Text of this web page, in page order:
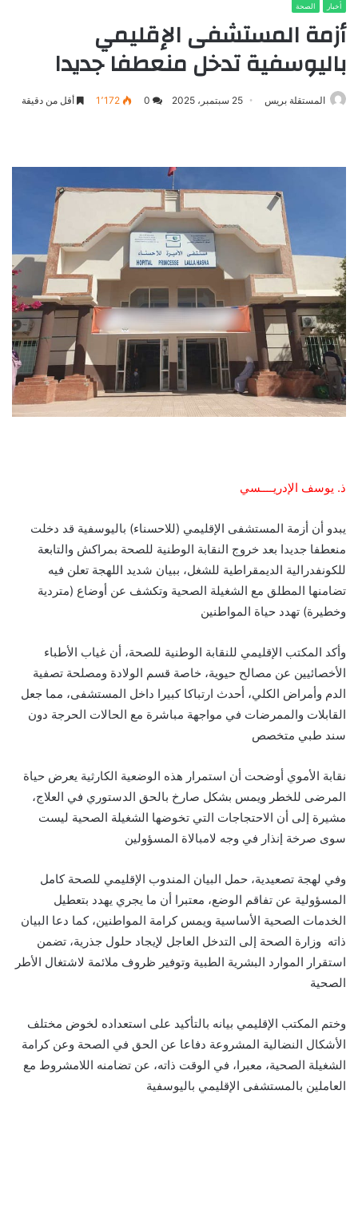
أخبار الصحة
أزمة المستشفى الإقليمي
باليوسفية تدخل منعطفا جديدا
المستقلة بريس 25 سبتمبر، 2025 0 1٬172 أقل من دقيقة
ذ. يوسف الإدريــــسي
يبدو أن أزمة المستشفى الإقليمي (للاحسناء) باليوسفية قد دخلت
منعطفا جديدا بعد خروج النقابة الوطنية للصحة بمراكش والتابعة
للكونفدرالية الديمقراطية للشغل، ببيان شديد اللهجة تعلن فيه
تضامنها المطلق مع الشغيلة الصحية وتكشف عن أوضاع (متردية
وخطيرة) تهدد حياة المواطنين
وأكد المكتب الإقليمي للنقابة الوطنية للصحة، أن غياب الأطباء
الأخصائيين عن مصالح حيوية، خاصة قسم الولادة ومصلحة تصفية
الدم وأمراض الكلي، أحدث ارتباكا كبيرا داخل المستشفى، مما جعل
القابلات والممرضات في مواجهة مباشرة مع الحالات الحرجة دون
سند طبي متخصص
نقابة الأموي أوضحت أن استمرار هذه الوضعية الكارثية يعرض حياة
المرضى للخطر ويمس بشكل صارخ بالحق الدستوري في العلاج،
مشيرة إلى أن الاحتجاجات التي تخوضها الشغيلة الصحية ليست
سوى صرخة إنذار في وجه لامبالاة المسؤولين
وفي لهجة تصعيدية، حمل البيان المندوب الإقليمي للصحة كامل
المسؤولية عن تفاقم الوضع، معتبرا أن ما يجري يهدد بتعطيل
الخدمات الصحية الأساسية ويمس كرامة المواطنين، كما دعا البيان
ذاته وزارة الصحة إلى التدخل العاجل لإيجاد حلول جذرية، تضمن
استقرار الموارد البشرية الطبية وتوفير ظروف ملائمة لاشتغال الأطر
الصحية
وختم المكتب الإقليمي بيانه بالتأكيد على استعداده لخوض مختلف
الأشكال النضالية المشروعة دفاعا عن الحق في الصحة وعن كرامة
الشغيلة الصحية، معبرا، في الوقت ذاته، عن تضامنه اللامشروط مع
العاملين بالمستشفى الإقليمي باليوسفية